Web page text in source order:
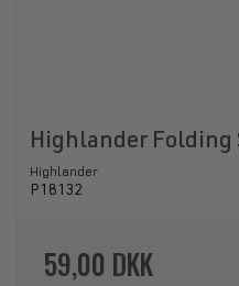
Highlander Folding
Highlander
P18132
59,00 DKK